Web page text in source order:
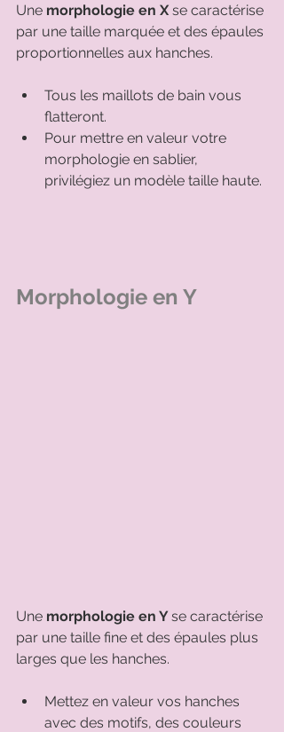
Une morphologie en X se caractérise
par une taille marquée et des épaules
proportionnelles aux hanches.
Tous les maillots de bain vous
flatteront.
Pour mettre en valeur votre
morphologie en sablier,
privilégiez un modèle taille haute.
Morphologie en Y
Une morphologie en Y se caractérise
par une taille fine et des épaules plus
larges que les hanches.
Mettez en valeur vos hanches
avec des motifs, des couleurs